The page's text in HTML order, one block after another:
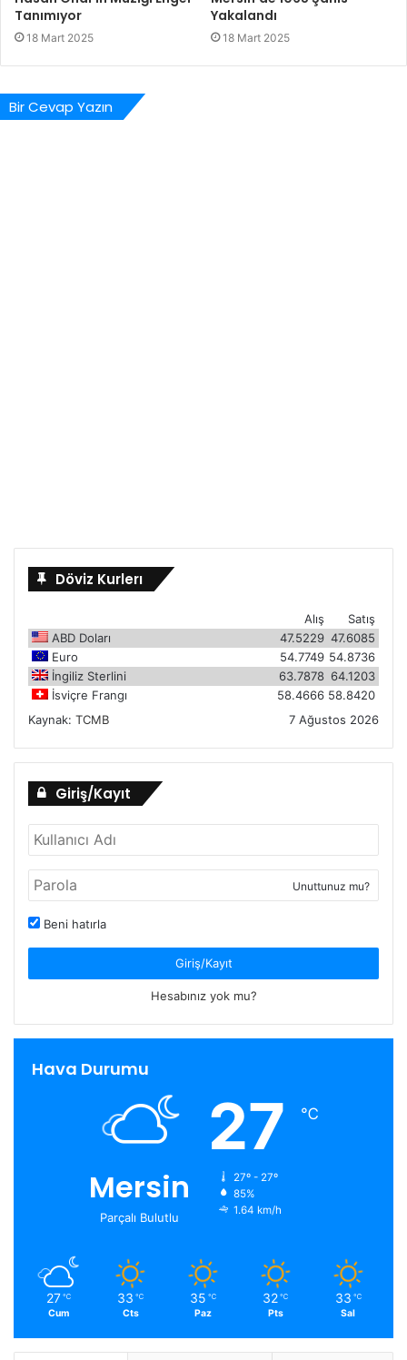
Tanımıyor
18 Mart 2025
Yakalandı
18 Mart 2025
Bir Cevap Yazın
Döviz Kurlerı
Satış
Alış
ABD Doları
47.6085
47.5229
Euro
54.8736
54.7749
İngiliz Sterlini
64.1203
63.7878
İsviçre Frangı
58.8420
58.4666
Kaynak: TCMB 7 Ağustos 2026
Giriş/Kayıt
Unuttunuz mu?
Beni hatırla
Giriş/Kayıt
Hesabınız yok mu?
Hava Durumu
Mersin
Parçalı Bulutlu
27 ℃
27º - 27º
85%
1.64 km/h
27 ℃
Cum
33 ℃
Cts
35 ℃
Paz
32 ℃
Pts
33 ℃
Sal